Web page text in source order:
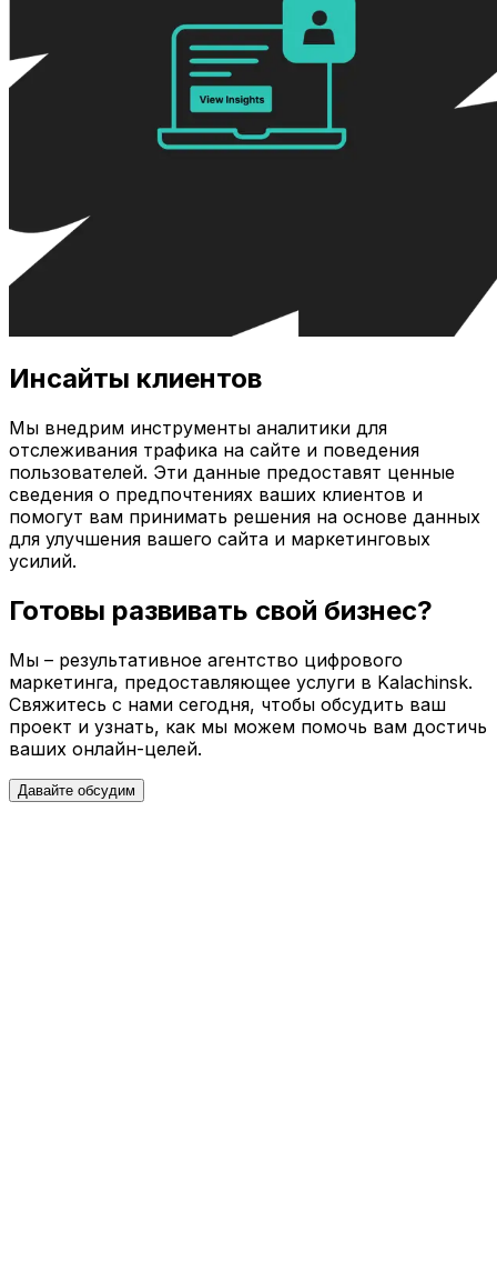
Инсайты клиентов
Мы внедрим инструменты аналитики для
отслеживания трафика на сайте и поведения
пользователей. Эти данные предоставят ценные
сведения о предпочтениях ваших клиентов и
помогут вам принимать решения на основе данных
для улучшения вашего сайта и маркетинговых
усилий.
Готовы развивать свой бизнес?
Мы – результативное агентство цифрового
маркетинга, предоставляющее услуги в Kalachinsk.
Свяжитесь с нами сегодня, чтобы обсудить ваш
проект и узнать, как мы можем помочь вам достичь
ваших онлайн-целей.
Давайте обсудим